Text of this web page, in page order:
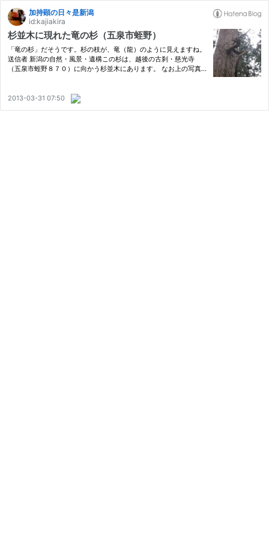
加持顕の日々是新潟
id:kajiakira
杉並木に現れた竜の杉（五泉市蛭野）
「竜の杉」だそうです。杉の枝が、竜（龍）のように見えますね。
送信者 新潟の自然・風景・遺構この杉は、越後の古刹・慈光寺
（五泉市蛭野８７０）に向かう杉並木にあります。 なお上の写真
ット…
2013-03-31 07:50